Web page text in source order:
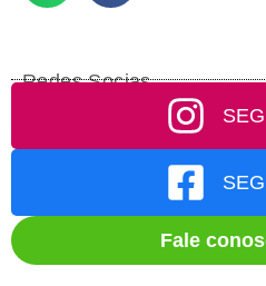
Redes Socias
Fale